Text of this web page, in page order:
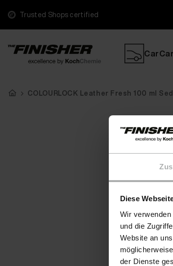
Diese
Wir
und die
Website an
der Dienste
Trusted Shops certified
COLOURLOCK Leather Fresh 100 ml